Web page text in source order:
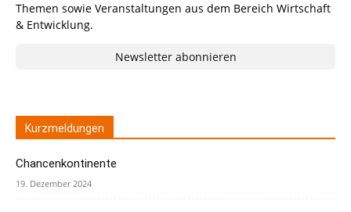
Themen sowie Veranstaltungen aus dem Bereich Wirtschaft
& Entwicklung.
Newsletter abonnieren
Kurzmeldungen
Chancenkontinente
19. Dezember 2024